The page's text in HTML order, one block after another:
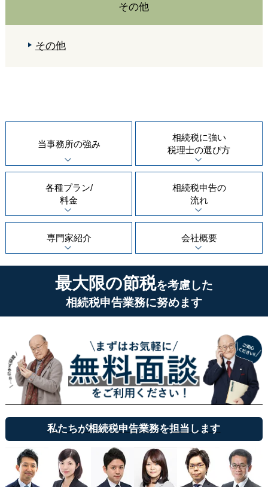
その他
その他
当事務所の強み
相続税に強い
税理士の選び方
各種プラン/
料金
相続税申告の
流れ
専門家紹介 会社概要
最大限の節税を考慮した
相続税申告業務に努めます
私たちが相続税申告業務を担当します